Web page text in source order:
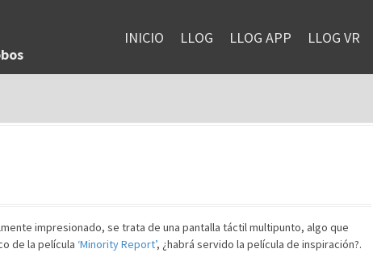
INICIO LLOG LLOG APP LLOG VR
impresionado, se trata de una pantalla táctil multipunto, algo que
de la película ‘Minority Report’, ¿habrá servido la película de inspiración?.